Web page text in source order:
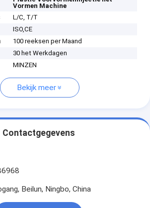
Vormen Machine
L/C, T/T
ISO,CE
100 reeksen per Maand
30 het Werkdagen
MINZEN
Bekijk meer
Contactgegevens
Beilun, Ningbo, China